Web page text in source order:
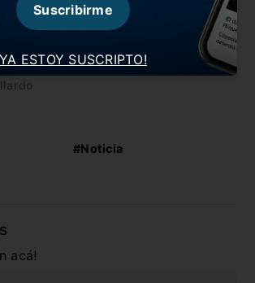
pudo unir a San Lorenzo con
Así avanzan en el monumento a
#Noticia
acá!
YA ESTOY SUSCRIPTO!
Suscribirme